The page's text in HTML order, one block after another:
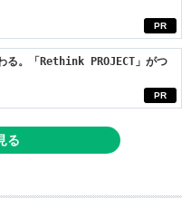
PR
PR
る。「Rethink PROJECT」がつ
る